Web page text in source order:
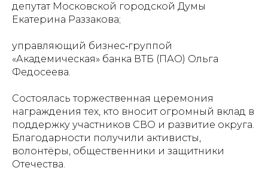
депутат Московской городской Думы
Екатерина Раззакова;
управляющий бизнес‑группой
«Академическая» банка ВТБ (ПАО) Ольга
Федосеева.
Состоялась торжественная церемония
награждения тех, кто вносит огромный вклад в
поддержку участников СВО и развитие округа.
Благодарности получили активисты,
волонтёры, общественники и защитники
Отечества.